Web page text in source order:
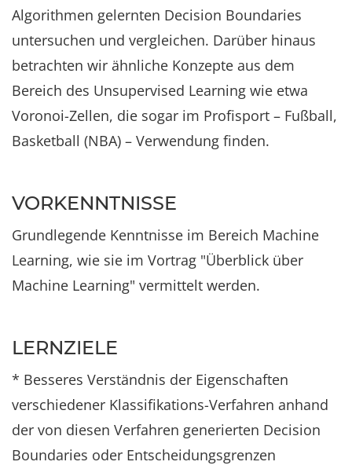
Algorithmen gelernten Decision Boundaries
untersuchen und vergleichen. Darüber hinaus
betrachten wir ähnliche Konzepte aus dem
Bereich des Unsupervised Learning wie etwa
Voronoi-Zellen, die sogar im Profisport – Fußball,
Basketball (NBA) – Verwendung finden.
VORKENNTNISSE
Grundlegende Kenntnisse im Bereich Machine
Learning, wie sie im Vortrag "Überblick über
Machine Learning" vermittelt werden.
LERNZIELE
* Besseres Verständnis der Eigenschaften
verschiedener Klassifikations-Verfahren anhand
der von diesen Verfahren generierten Decision
Boundaries oder Entscheidungsgrenzen